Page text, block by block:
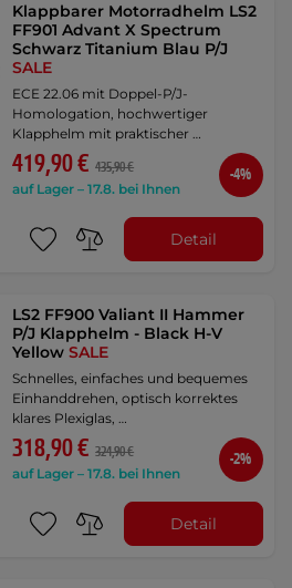
Klappbarer Motorradhelm LS2
FF901 Advant X Spectrum
Schwarz Titanium Blau P/J
SALE
ECE 22.06 mit Doppel-P/J-
Homologation, hochwertiger
Klapphelm mit praktischer …
419,90 € 435,90 €
auf Lager – 17.8. bei Ihnen
-4%
Detail
LS2 FF900 Valiant II Hammer
P/J Klapphelm - Black H-V
YellowSALE
Schnelles, einfaches und bequemes
Einhanddrehen, optisch korrektes
klares Plexiglas, …
318,90 € 324,90 €
auf Lager – 17.8. bei Ihnen
-2%
Detail